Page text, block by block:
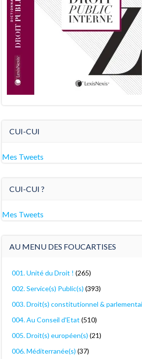
CUI-CUI
Mes Tweets
CUI-CUI ?
Mes Tweets
AU MENU DES FOUCARTISES
001. Unité du Droit ! (265)
002. Service(s) Public(s) (393)
003. Droit(s) constitutionnel &
004. Au Conseil d'Etat (510)
005. Droit(s) européen(s) (21)
006. Méditerranée(s) (37)